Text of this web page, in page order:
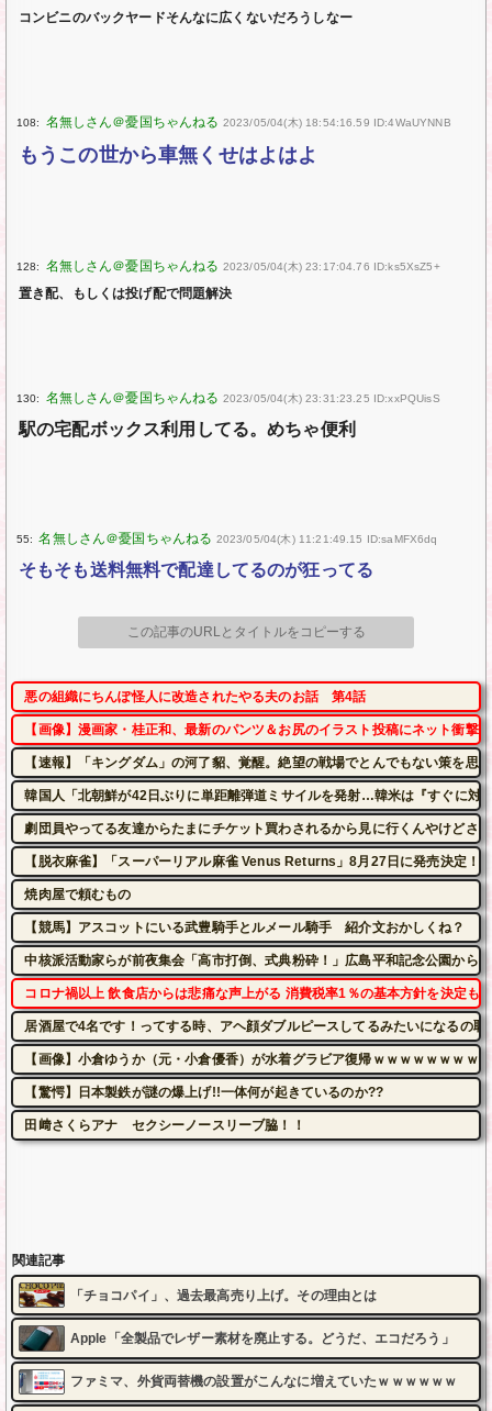
コンビニのバックヤードそんなに広くないだろうしなー
108: 2023/05/04(木) 18:54:16.59 ID:4WaUYNNB
もうこの世から車無くせはよはよ
128: 2023/05/04(木) 23:17:04.76 ID:ks5XsZ5+
置き配、もしくは投げ配で問題解決
130: 2023/05/04(木) 23:31:23.25 ID:xxPQUisS
駅の宅配ボックス利用してる。めちゃ便利
55: 2023/05/04(木) 11:21:49.15 ID:saMFX6dq
そもそも送料無料で配達してるのが狂ってる
この記事のURLとタイトルをコピーする
悪の組織にちんぽ怪人に改造されたやる夫のお話 第4話
【画像】漫画家・桂正和、最新のパンツ＆お尻のイラスト投稿にネット衝撃
【速報】「キングダム」の河了貂、覚醒。絶望の戦場でとんでもない策を思
韓国人「北朝鮮が42日ぶりに単距離弾道ミサイルを発射…韓米は『すぐに対
劇団員やってる友達からたまにチケット買わされるから見に行くんやけどさ
【脱衣麻雀】「スーパーリアル麻雀 Venus Returns」8月27日に発売決定！
焼肉屋で頼むもの
【競馬】アスコットにいる武豊騎手とルメール騎手 紹介文おかしくね？
中核派活動家らが前夜集会「高市打倒、式典粉砕！」広島平和記念公園から
コロナ禍以上 飲食店からは悲痛な声上がる 消費税率1％の基本方針を決定も
居酒屋で4名です！ってする時、アヘ顔ダブルピースしてるみたいになるの恥
【画像】小倉ゆうか（元・小倉優香）が水着グラビア復帰ｗｗｗｗｗｗｗｗ
【驚愕】日本製鉄が謎の爆上げ!!一体何が起きているのか??
田﨑さくらアナ セクシーノースリーブ脇！！
関連記事
「チョコパイ」、過去最高売り上げ。その理由とは
Apple「全製品でレザー素材を廃止する。どうだ、エコだろう」
ファミマ、外貨両替機の設置がこんなに増えていたｗｗｗｗｗｗ